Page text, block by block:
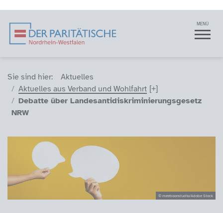
Der Paritätische NRW
Navigation MENÜ
Sie sind hier (Breadcrumb)
Sie sind hier:
Aktuelles
Aktuelles aus Verband und Wohlfahrt
Debatte über Landesantidiskriminierungsgesetz
NRW
© meeboonstudio/Adobe Stock